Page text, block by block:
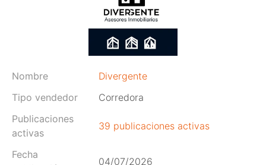
Nombre
Divergente
Tipo vendedor
Corredora
Publicaciones
activas
39 publicaciones activas
Fecha
04/07/2026